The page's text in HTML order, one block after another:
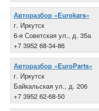
Авторазбор «Eurokars»
г. Иркутск
6-я Советская ул., д. 35а
+7 3952 68-34-86
Авторазбор «EuroParts»
г. Иркутск
Байкальская ул., д. 206
+7 3952 62-68-50